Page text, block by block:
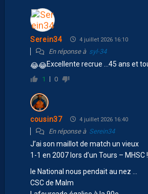
Serein34 4 juillet 2026 16:10
En réponse à syl-34
😂😂Excellente recrue …45 ans et
1 0
cousin37 4 juillet 2026 16:40
En réponse à Serein34
J’ai son maillot de match un vieux
1-1 en 2007 lors d’un Tours – MHSC !
le National nous pendait au nez …
CSC de Malm